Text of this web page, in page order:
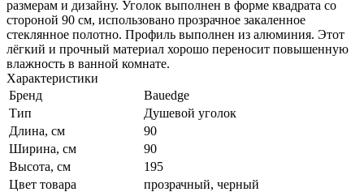
размерам и дизайну. Уголок выполнен в форме квадрата со
стороной 90 см, использовано прозрачное закаленное
стеклянное полотно. Профиль выполнен из алюминия. Этот
лёгкий и прочный материал хорошо переносит повышенную
влажность в ванной комнате.
Характеристики
Бренд
Bauedge
Тип
Душевой уголок
Длина, см
90
Ширина, см
90
Высота, см
195
Цвет товара
прозрачный, черный